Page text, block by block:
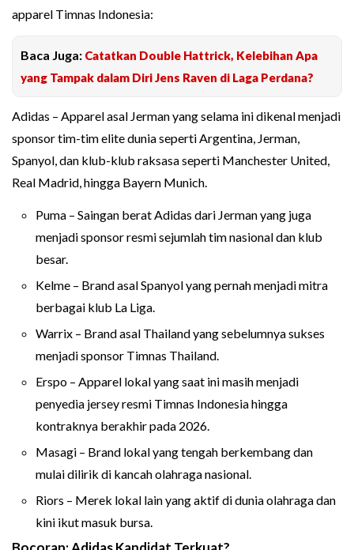
apparel Timnas Indonesia:
Baca Juga: Catatkan Double Hattrick, Kelebihan Apa
yang Tampak dalam Diri Jens Raven di Laga Perdana?
Adidas – Apparel asal Jerman yang selama ini dikenal menjadi
sponsor tim-tim elite dunia seperti Argentina, Jerman,
Spanyol, dan klub-klub raksasa seperti Manchester United,
Real Madrid, hingga Bayern Munich.
Puma – Saingan berat Adidas dari Jerman yang juga
menjadi sponsor resmi sejumlah tim nasional dan klub
besar.
Kelme – Brand asal Spanyol yang pernah menjadi mitra
berbagai klub La Liga.
Warrix – Brand asal Thailand yang sebelumnya sukses
menjadi sponsor Timnas Thailand.
Erspo – Apparel lokal yang saat ini masih menjadi
penyedia jersey resmi Timnas Indonesia hingga
kontraknya berakhir pada 2026.
Masagi – Brand lokal yang tengah berkembang dan
mulai dilirik di kancah olahraga nasional.
Riors – Merek lokal lain yang aktif di dunia olahraga dan
kini ikut masuk bursa.